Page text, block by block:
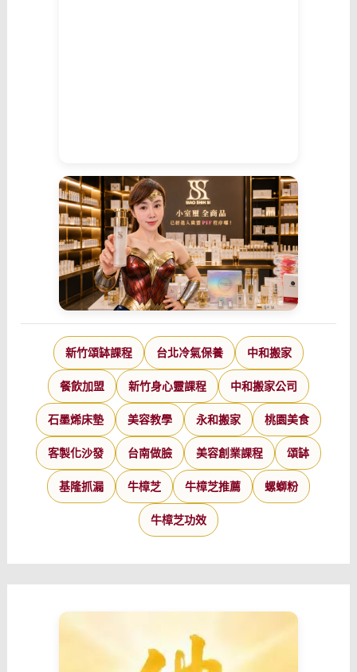
新竹頌缽課程 台北冷氣保養 中和搬家
餐飲加盟 新竹身心靈課程 中和搬家公司
石墨烯床墊 美容教學 永和搬家 桃園美食
客製化沙發 台南做臉 美容創業課程 頌缽
基隆抓漏 牛樟芝 牛樟芝推薦 螺螄粉
牛樟芝功效